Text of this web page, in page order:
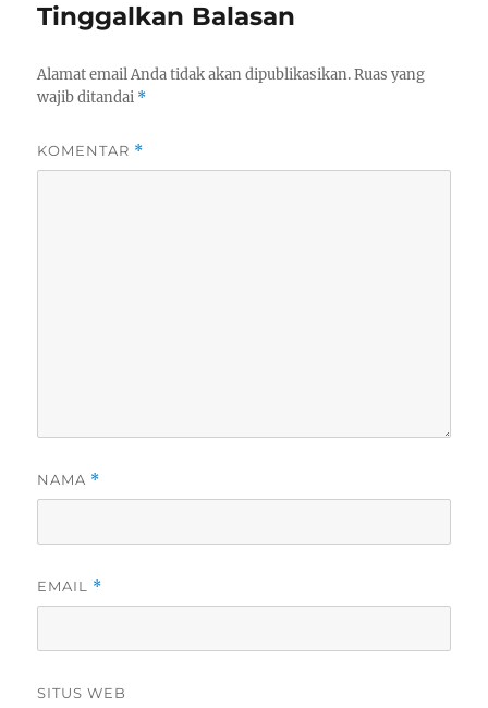
Tinggalkan Balasan
Alamat email Anda tidak akan dipublikasikan. Ruas yang
wajib ditandai *
KOMENTAR *
NAMA *
EMAIL *
SITUS WEB